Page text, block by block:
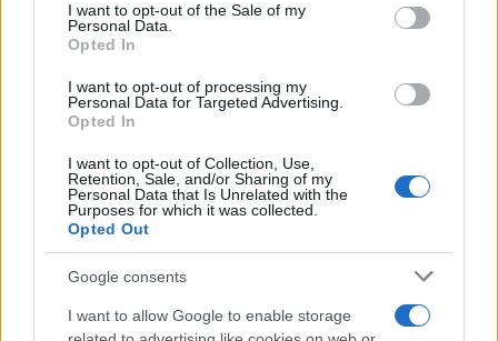
I want to opt-out of the Sale of my
Personal Data.
Opted In
I want to opt-out of processing my
Personal Data for Targeted Advertising.
Opted In
I want to opt-out of Collection, Use,
Retention, Sale, and/or Sharing of my
Personal Data that Is Unrelated with the
Purposes for which it was collected.
Opted Out
Google consents
I want to allow Google to enable storage